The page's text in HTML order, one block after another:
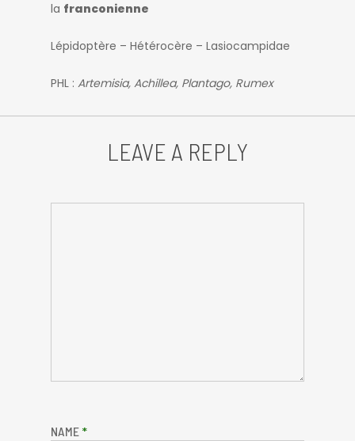
la franconienne
Lépidoptère – Hétérocère – Lasiocampidae
PHL : Artemisia, Achillea, Plantago, Rumex
LEAVE A REPLY
NAME *